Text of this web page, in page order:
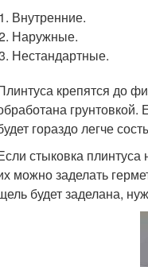
Внутренние.
Наружные.
Нестандартные.
крепятся до
грунтовкой.
гораздо легче
стыковка
можно заделать
будет заделана,